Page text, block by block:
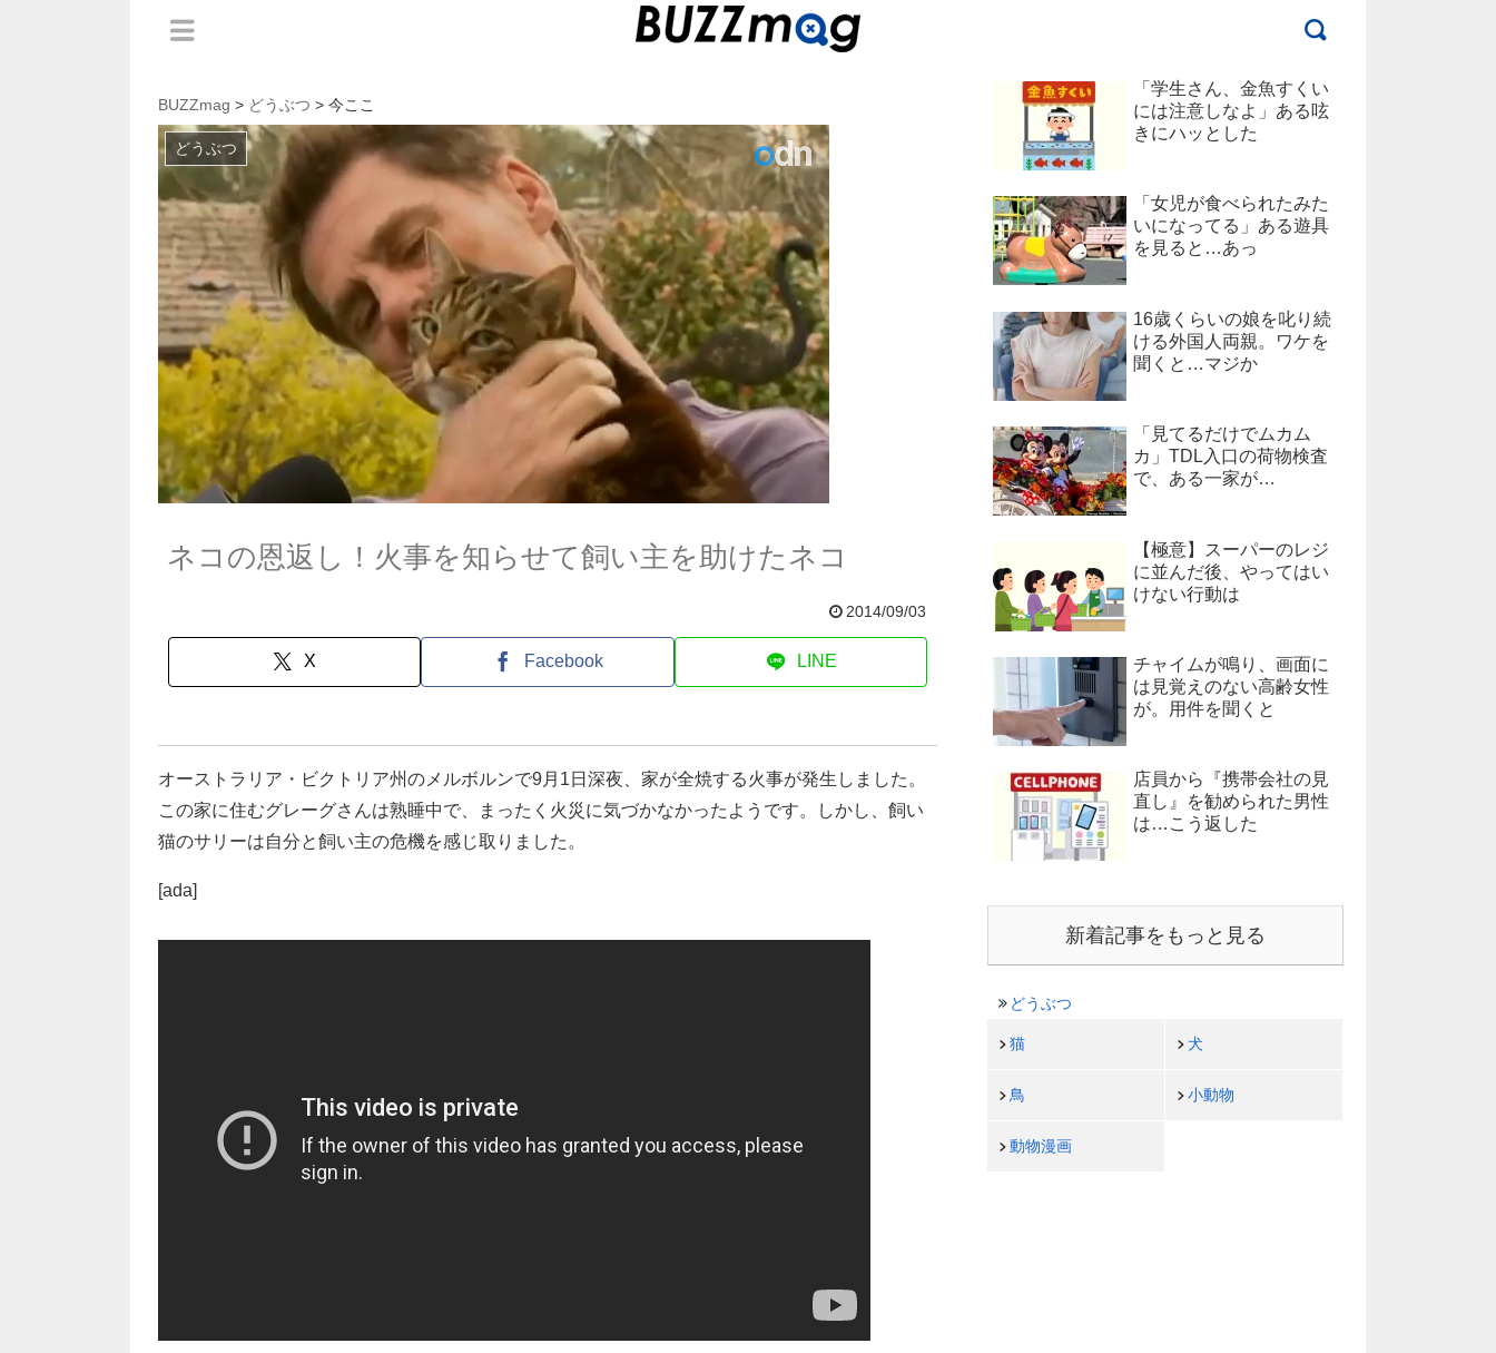
BUZZmag > どうぶつ > 今ここ
どうぶつ
ネコの恩返し！火事を知らせて飼い主を助けたネコ
2014/09/03
X Facebook LINE
オーストラリア・ビクトリア州のメルボルンで9月1日深夜、家が全焼する火事が発生しました。
この家に住むグレーグさんは熟睡中で、まったく火災に気づかなかったようです。しかし、飼い
猫のサリーは自分と飼い主の危機を感じ取りました。
[ada]
「学生さん、金魚すくい
には注意しなよ」ある呟
きにハッとした
「女児が食べられたみた
いになってる」ある遊具
を見ると…あっ
16歳くらいの娘を叱り続
ける外国人両親。ワケを
聞くと…マジか
「見てるだけでムカム
カ」TDL入口の荷物検査
で、ある一家が…
【極意】スーパーのレジ
に並んだ後、やってはい
けない行動は
チャイムが鳴り、画面に
は見覚えのない高齢女性
が。用件を聞くと
店員から『携帯会社の見
直し』を勧められた男性
は…こう返した
新着記事をもっと見る
どうぶつ
猫 犬
鳥 小動物
動物漫画